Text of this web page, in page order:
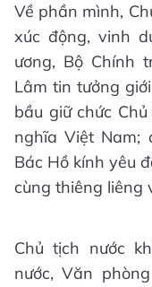
Về phần mình,
xúc động, vinh
ương, Bộ Chính
Lâm tin tưởng
bầu giữ chức
nghĩa Việt Nam;
Bác Hồ kính yêu
cùng thiêng liêng
Chủ tịch nước
nước, Văn